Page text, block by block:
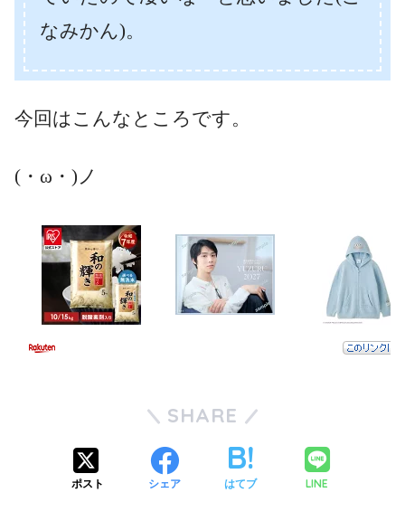
なみかん)。
今回はこんなところです。
(・ω・)ノ
SHARE
ポスト シェア はてブ LINE